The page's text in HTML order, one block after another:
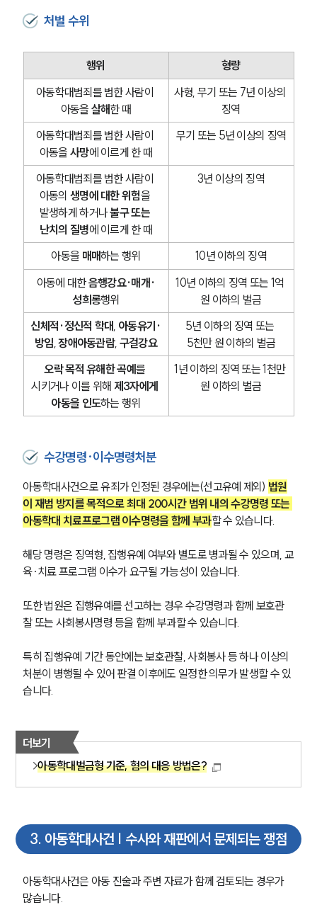
처벌 수위
행위
형량
아동학대범죄를 범한 사람이
아동을 살해한 때
사형, 무기 또는 7년 이상의
징역
아동학대범죄를 범한 사람이
아동을 사망에 이르게 한 때
무기 또는 5년 이상의 징역
아동학대범죄를 범한 사람이
아동의 생명에 대한 위험을
발생하게 하거나 불구 또는
난치의 질병에 이르게 한 때
3년 이상의 징역
아동을 매매하는 행위
10년 이하의 징역
아동에 대한 음행강요·매개·
성희롱행위
10년 이하의 징역 또는 1억
원 이하의 벌금
신체적·정신적 학대, 아동유기·
방임, 장애아동관람, 구걸강요
5년 이하의 징역 또는
5천만 원 이하의 벌금
오락 목적 유해한 곡예를
시키거나 이를 위해 제3자에게
아동을 인도하는 행위
1년 이하의 징역 또는 1천만
원 이하의 벌금
수강명령·이수명령처분
아동학대사건으로 유죄가 인정된 경우에는(선고유예 제외) 법원
이 재범 방지를 목적으로 최대 200시간 범위 내의 수강명령 또는
아동학대 치료프로그램 이수명령을 함께 부과할 수 있습니다.
해당 명령은 징역형, 집행유예 여부와 별도로 병과될 수 있으며, 교
육·치료 프로그램 이수가 요구될 가능성이 있습니다.
또한 법원은 집행유예를 선고하는 경우 수강명령과 함께 보호관
찰 또는 사회봉사명령 등을 함께 부과할 수 있습니다.
특히 집행유예 기간 동안에는 보호관찰, 사회봉사 등 하나 이상의
처분이 병행될 수 있어 판결 이후에도 일정한 의무가 발생할 수 있
습니다.
더보기
아동학대벌금형 기준, 혐의 대응 방법은?
3. 아동학대사건 | 수사와 재판에서 문제되는 쟁점
아동학대사건은 아동 진술과 주변 자료가 함께 검토되는 경우가
많습니다.